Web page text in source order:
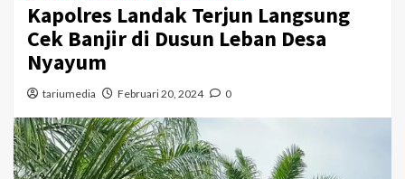
Kapolres Landak Terjun Langsung
Cek Banjir di Dusun Leban Desa
Nyayum
tariumedia Februari 20, 2024 0